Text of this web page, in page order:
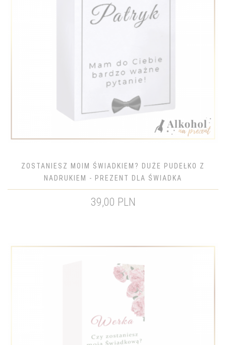
ZOSTANIESZ MOIM ŚWIADKIEM? DUŻE PUDEŁKO Z
NADRUKIEM - PREZENT DLA ŚWIADKA
39,00 PLN